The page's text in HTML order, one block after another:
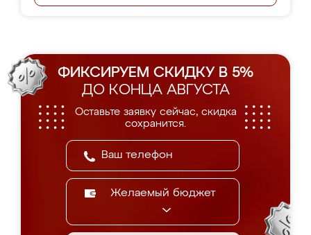
ФИКСИРУЕМ СКИДКУ В 5%
ДО КОНЦА АВГУСТА
Оставьте заявку сейчас, скидка
сохранится.
Желаемый бюджет